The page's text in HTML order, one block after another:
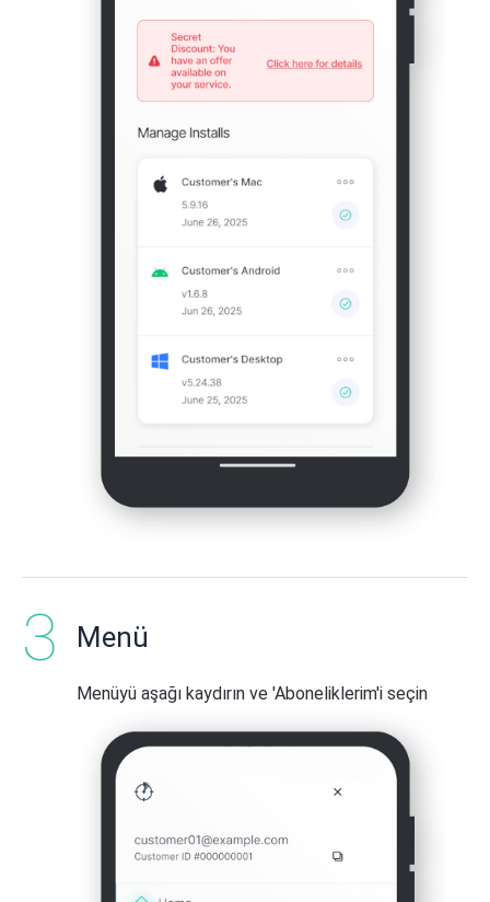
Menü
Menüyü aşağı kaydırın ve 'Aboneliklerim'i seçin